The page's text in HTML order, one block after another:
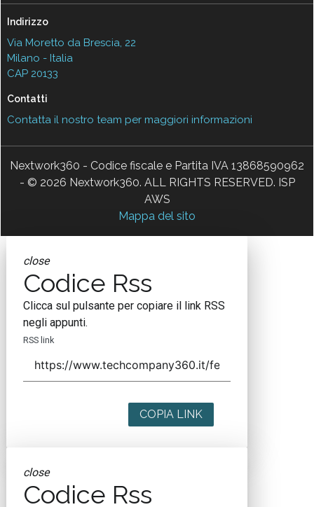
Indirizzo
Via Moretto da Brescia, 22
Milano - Italia
CAP 20133
Contatti
Contatta il nostro team per maggiori informazioni
Nextwork360 - Codice fiscale e Partita IVA 13868590962
- © 2026 Nextwork360. ALL RIGHTS RESERVED. ISP
AWS
Mappa del sito
close
Codice Rss
Clicca sul pulsante per copiare il link RSS
negli appunti.
RSS link
COPIA LINK
close
Codice Rss